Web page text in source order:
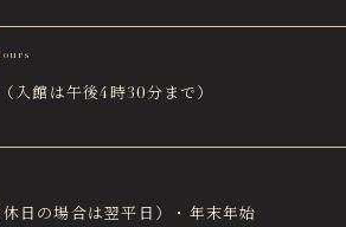
入館は午後4時30分まで）
日の場合は翌平日）・年末年始